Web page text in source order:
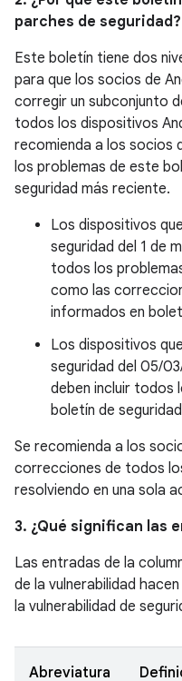
parches de seguridad?
Este boletín tiene dos
para que los socios de
corregir un subconjunto
todos los dispositivos
recomienda a los socios
los problemas de este
seguridad más reciente.
Los dispositivos
seguridad del 1 de
todos los
como las
informados en
Los dispositivos
seguridad del 05/
deben incluir todos
boletín de
Se recomienda a los
correcciones de todos
resolviendo en una sola
3. ¿Qué significan las
Las entradas de la
de la vulnerabilidad
la vulnerabilidad de
Abreviatura